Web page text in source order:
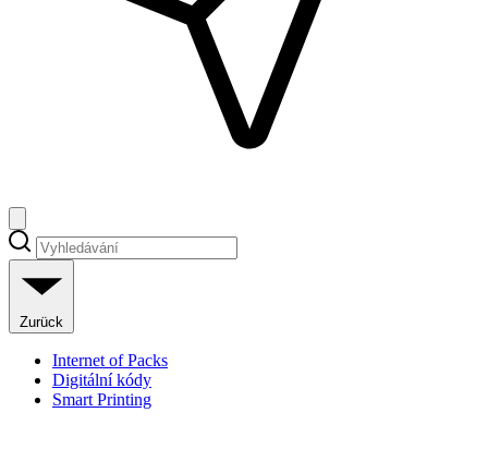
Zurück
Internet of Packs
Digitální kódy
Smart Printing